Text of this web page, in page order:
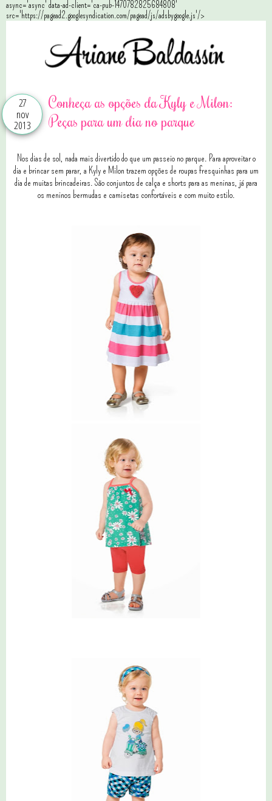
async='async' data-ad-client='ca-pub-1470782825684808'
src='https://pagead2.googlesyndication.com/pagead/js/adsbygoogle.js'/>
27
nov
2013
Conheça as opções da Kyly e Milon:
Peças para um dia no parque
Nos dias de sol, nada mais divertido do que um passeio no parque. Para aproveitar o
dia e brincar sem parar, a Kyly e Milon trazem opções de roupas fresquinhas para um
dia de muitas brincadeiras. São conjuntos de calça e shorts para as meninas, já para
os meninos bermudas e camisetas confortáveis e com muito estilo.